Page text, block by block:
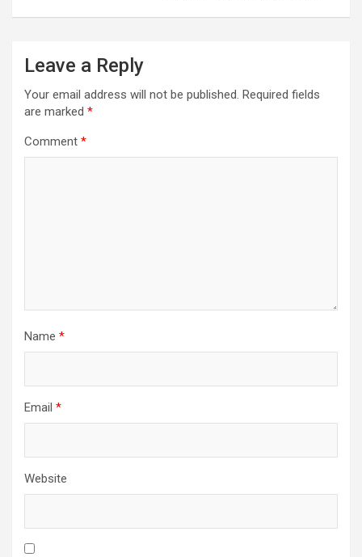
Leave a Reply
Your email address will not be published. Required fields
are marked *
Comment *
Name *
Email *
Website